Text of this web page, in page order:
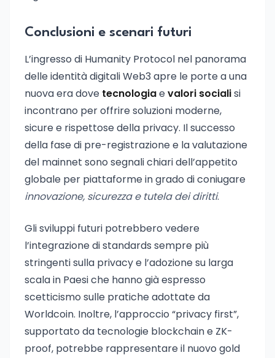
Conclusioni e scenari futuri
L’ingresso di Humanity Protocol nel panorama
delle identità digitali Web3 apre le porte a una
nuova era dove tecnologiaevalori socialisi
incontrano per offrire soluzioni moderne,
sicure e rispettose della privacy. Il successo
della fase di pre-registrazione e la valutazione
del mainnet sono segnali chiari dell’appetito
globale per piattaforme in grado di coniugare
innovazione, sicurezza e tutela dei diritti.
Gli sviluppi futuri potrebbero vedere
l’integrazione di standards sempre più
stringenti sulla privacy e l’adozione su larga
scala in Paesi che hanno già espresso
scetticismo sulle pratiche adottate da
Worldcoin. Inoltre, l’approccio “privacy first”,
supportato da tecnologie blockchain e ZK-
proof, potrebbe rappresentare il nuovo gold